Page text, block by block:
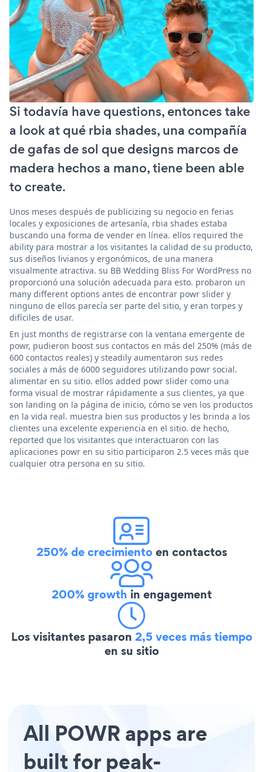
Si todavía have questions, entonces take
a look at qué rbia shades, una compañía
de gafas de sol que designs marcos de
madera hechos a mano, tiene been able
to create.
Unos meses después de publicizing su negocio en ferias
locales y exposiciones de artesanía, rbia shades estaba
buscando una forma de vender en línea. ellos required the
ability para mostrar a los visitantes la calidad de su producto,
sus diseños livianos y ergonómicos, de una manera
visualmente atractiva. su BB Wedding Bliss For WordPress no
proporcionó una solución adecuada para esto. probaron un
many different options antes de encontrar powr slider y
ninguno de ellos parecía ser parte del sitio, y eran torpes y
difíciles de usar.
En just months de registrarse con la ventana emergente de
powr, pudieron boost sus contactos en más del 250% (más de
600 contactos reales) y steadily aumentaron sus redes
sociales a más de 6000 seguidores utilizando powr social.
alimentar en su sitio. ellos added powr slider como una
forma visual de mostrar rápidamente a sus clientes, ya que
son landing on la página de inicio, cómo se ven los productos
en la vida real. muestra bien sus productos y les brinda a los
clientes una excelente experiencia en el sitio. de hecho,
reported que los visitantes que interactuaron con las
aplicaciones powr en su sitio participaron 2.5 veces más que
cualquier otra persona en su sitio.
250% de crecimientoen contactos
200% growth in engagement
Los visitantes pasaron 2,5 veces más tiempo
en su sitio
All POWR apps are
built for peak-